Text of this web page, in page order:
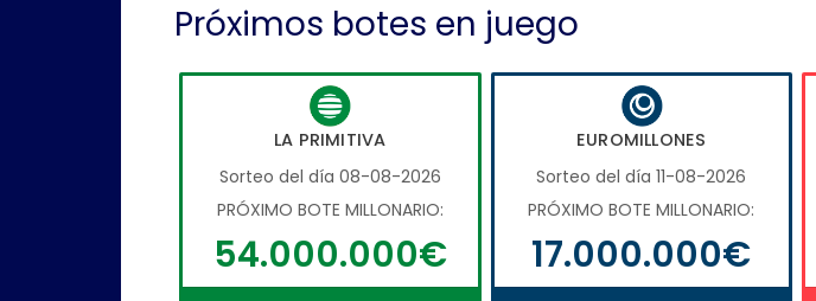
Próximos botes en juego
LA PRIMITIVA
Sorteo del día 08-08-2026
PRÓXIMO BOTE MILLONARIO:
54.000.000€
EUROMILLONES
Sorteo del día 11-08-2026
PRÓXIMO BOTE MILLONARIO:
17.000.000€